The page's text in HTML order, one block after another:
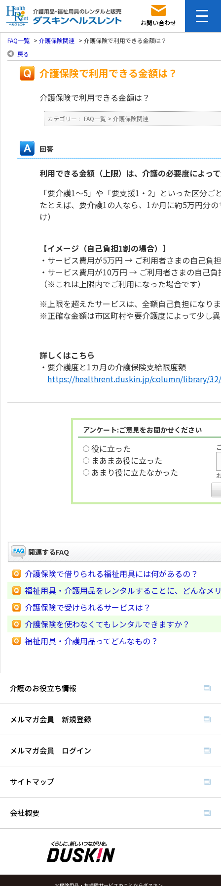
お問い合わせ
FAQ一覧 > 介護保険関連 > 介護保険で利用できる金額は？
戻る
介護保険で利用できる金額は？
介護保険で利用できる金額は？
カテゴリー : FAQ一覧 > 介護保険関連
回答
利用できる金額（上限）は、介護の必要度によっ
「要介護1～5」や「要支援1・2」といった区分
たとえば、要介護1の人なら、1か月に約5万円分
け）
【イメージ（自己負担1割の場合）】
・サービス費用が5万円 → ご利用者さまの自己負
・サービス費用が10万円 → ご利用者さまの自己
（※これは上限内でご利用になった場合です）
※上限を超えたサービスは、全額自己負担になり
※正確な金額は市区町村や要介護度によって少し
詳しくはこちら
・要介護度と1カ月の介護保険支給限度額
https://healthrent.duskin.jp/column/library/32/
アンケート:ご意見をお聞かせください
役に立った
まあまあ役に立った
あまり役に立たなかった
関連するFAQ
介護保険で借りられる福祉用具には何があるの？
福祉用具・介護用品をレンタルすることに、どんなメ
介護保険で受けられるサービスは？
介護保険を使わなくてもレンタルできますか？
福祉用具・介護用品ってどんなもの？
介護のお役立ち情報
メルマガ会員 新規登録
メルマガ会員 ログイン
サイトマップ
会社概要